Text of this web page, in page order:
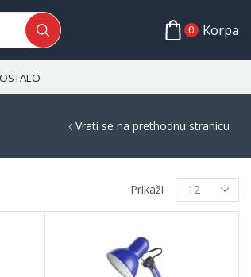
0 Korpa
OSTALO
Vrati se na prethodnu stranicu
Prikaži